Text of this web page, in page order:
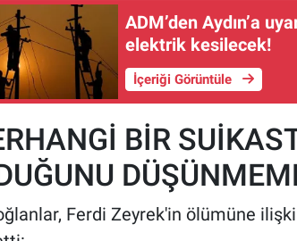
ADM’den Aydın’a
elektrik kesilecek!
İçeriği Görüntüle
BİR
Ferdi Zeyrek'in ölümüne